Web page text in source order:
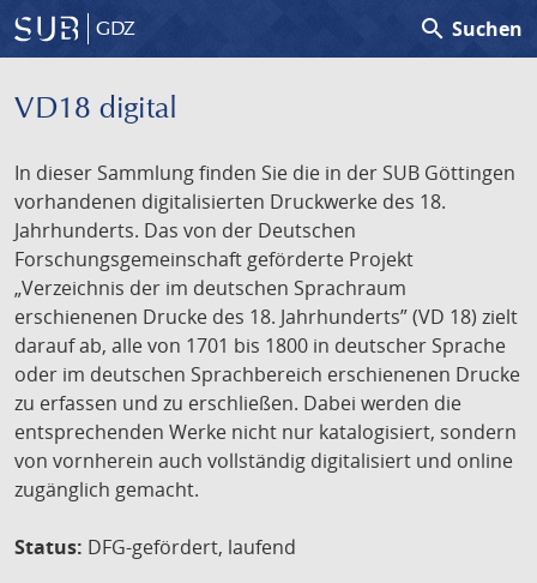
GDZ search Suchen
VD18 digital
In dieser Sammlung finden Sie die in der SUB Göttingen
vorhandenen digitalisierten Druckwerke des 18.
Jahrhunderts. Das von der Deutschen
Forschungsgemeinschaft geförderte Projekt
„Verzeichnis der im deutschen Sprachraum
erschienenen Drucke des 18. Jahrhunderts” (VD 18) zielt
darauf ab, alle von 1701 bis 1800 in deutscher Sprache
oder im deutschen Sprachbereich erschienenen Drucke
zu erfassen und zu erschließen. Dabei werden die
entsprechenden Werke nicht nur katalogisiert, sondern
von vornherein auch vollständig digitalisiert und online
zugänglich gemacht.
Status: DFG-gefördert, laufend